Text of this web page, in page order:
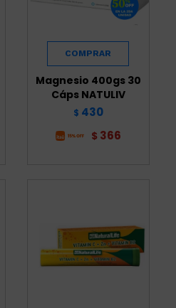
Magnesio 400gs 30
Cáps NATULIV
$ 430
$ 366